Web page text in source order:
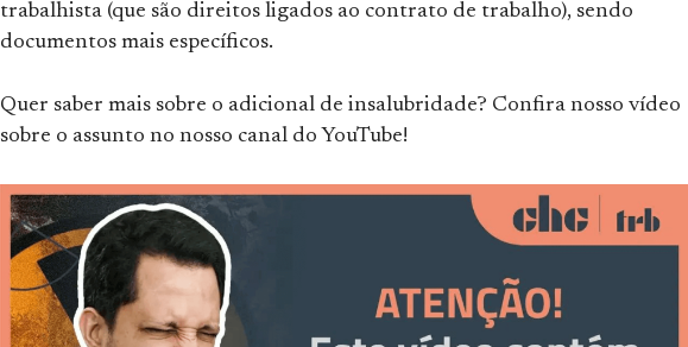
trabalhista (que são direitos ligados ao contrato de trabalho), sendo
documentos mais específicos.
Quer saber mais sobre o adicional de insalubridade? Confira nosso vídeo
sobre o assunto no nosso canal do YouTube!